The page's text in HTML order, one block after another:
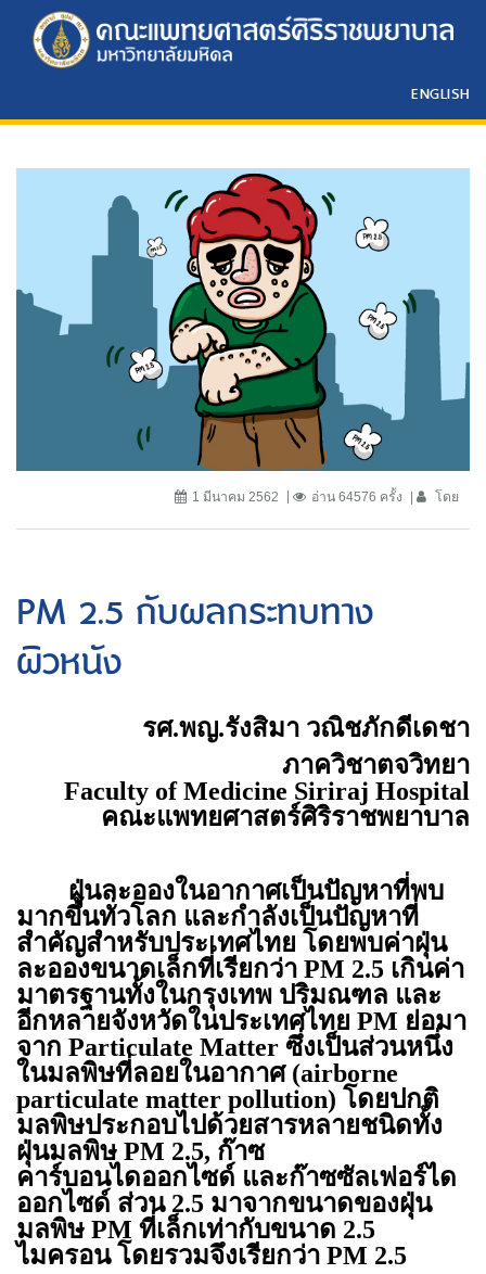
ENGLISH
1 มีนาคม 2562 อ่าน 64576 ครั้ง โดย
PM 2.5 กับผลกระทบทาง
ผิวหนัง
รศ.พญ.รังสิมา วณิชภักดีเดชา
ภาควิชาตจวิทยา
Faculty of Medicine Siriraj Hospital
คณะแพทยศาสตร์ศิริราชพยาบาล
ฝุ่นละอองในอากาศเป็นปัญหาที่พบ
มากขึ้นทั่วโลก และกำลังเป็นปัญหาที่
สำคัญสำหรับประเทศไทย โดยพบค่าฝุ่น
ละอองขนาดเล็กที่เรียกว่า PM 2.5 เกินค่า
มาตรฐานทั้งในกรุงเทพ ปริมณฑล และ
อีกหลายจังหวัดในประเทศไทย PM ย่อมา
จาก Particulate Matter ซึ่งเป็นส่วนหนึ่ง
ในมลพิษที่ลอยในอากาศ (airborne
particulate matter pollution) โดยปกติ
มลพิษประกอบไปด้วยสารหลายชนิดทั้ง
ฝุ่นมลพิษ PM 2.5, ก๊าซ
คาร์บอนไดออกไซด์ และก๊าซซัลเฟอร์ได
ออกไซด์ ส่วน 2.5 มาจากขนาดของฝุ่น
มลพิษ PM ที่เล็กเท่ากับขนาด 2.5
ไมครอน โดยรวมจึงเรียกว่า PM 2.5